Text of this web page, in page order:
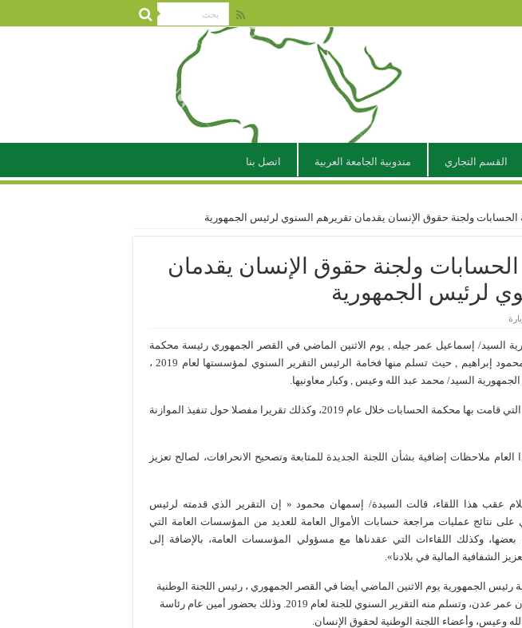
القسم التجاري مندوبية الجامعة العربية اتصل بنا
ولجنة حقوق الإنسان يقدمان تقريرهم السنوي لرئيس الجمهورية
ولجنة حقوق الإنسان يقدمان
لرئيس الجمهورية
السيد/ إسماعيل عمر جيله , يوم الاثنين الماضي في القصر الجمهوري رئيسة محكمة
الحسابات السيدة/ إسمهان محمود إبراهيم , حيث تسلم منها فخامة الرئيس التقرير السنوي لمؤسستها لعام 2019 ،
السيد/ محمد عبد الله وعيس , وكبار معاونيها.
وتضمن هذا التقرير الأنشطة التي قامت بها محكمة الحسابات خلال عام 2019، وكذلك تقريرا مفصلا حول تنفيذ الموازنة
ملاحظات إضافية بشأن اللجنة الجديدة للمتابعة وتصحيح الانحرافات، لصالح تعزيز
عقب هذا اللقاء، قالت السيدة/ إسمهان محمود « إن التقرير الذي قدمته لرئيس
نتائج عمليات مراجعة حسابات الأموال العامة للعديد من المؤسسات العامة التي
بعضها، وكذلك اللقاءات التي عقدناها مع مسؤولي المؤسسات العامة، بالإضافة إلى
الشفافية المالية في بلادنا».
الجمهورية يوم الاثنين الماضي أيضا في القصر الجمهوري ، رئيس اللجنة الوطنية
لحقوق الإنسان السيد/ سليمان عمر عدن، وتسلم منه التقرير السنوي للجنة لعام 2019. وذلك بحضور أمين عام رئاسة
وعيس، وأعضاء اللجنة الوطنية لحقوق الإنسان.